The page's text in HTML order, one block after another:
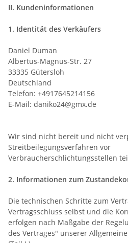
II. Kundeninformationen
1. Identität des Verkäufers
Daniel Duman
Albertus-Magnus-Str. 27
33335 Gütersloh
Deutschland
Telefon: +4917645214156
E-Mail: daniko24@gmx.de
Wir sind nicht bereit und nicht
Streitbeilegungsverfahren vor
Verbraucherschlichtungsstellen
2. Informationen zum
Die technischen Schritte zum
Vertragsschluss selbst und die
erfolgen nach Maßgabe der
des Vertrages" unserer